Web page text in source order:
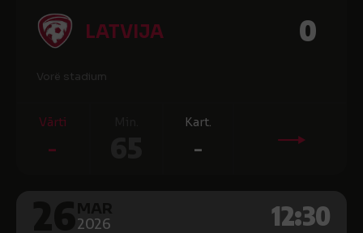
LATVIJA 0
Vorë stadium
Vārti
-
Kart.
-
2026 12:30